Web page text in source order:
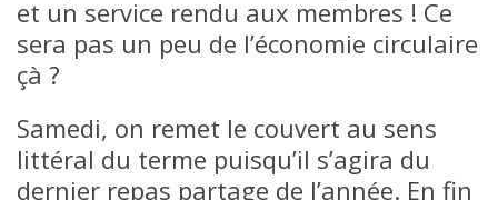
et un service rendu aux membres ! Ce
sera pas un peu de l’économie circulaire
çà ?
Samedi, on remet le couvert au sens
littéral du terme puisqu’il s’agira du
dernier repas partage de l’année. En fin